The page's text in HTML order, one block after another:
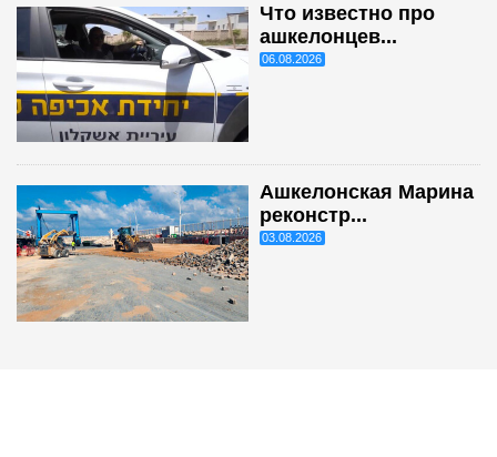
Что известно про
ашкелонцев...
06.08.2026
Ашкелонская Марина
реконстр...
03.08.2026